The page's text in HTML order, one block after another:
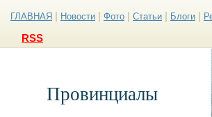
ГЛАВНАЯ Новости Фото Статьи Блоги
RSS
Провинциалы